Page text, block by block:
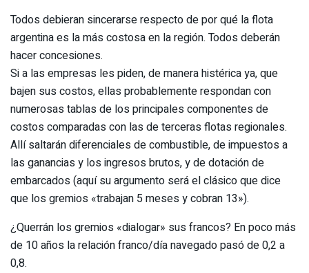
Todos debieran sincerarse respecto de por qué la flota
argentina es la más costosa en la región. Todos deberán
hacer concesiones.
Si a las empresas les piden, de manera histérica ya, que
bajen sus costos, ellas probablemente respondan con
numerosas tablas de los principales componentes de
costos comparadas con las de terceras flotas regionales.
Allí saltarán diferenciales de combustible, de impuestos a
las ganancias y los ingresos brutos, y de dotación de
embarcados (aquí su argumento será el clásico que dice
que los gremios «trabajan 5 meses y cobran 13»).
¿Querrán los gremios «dialogar» sus francos? En poco más
de 10 años la relación franco/día navegado pasó de 0,2 a
0,8.